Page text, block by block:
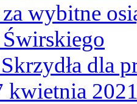
wybitne
dla